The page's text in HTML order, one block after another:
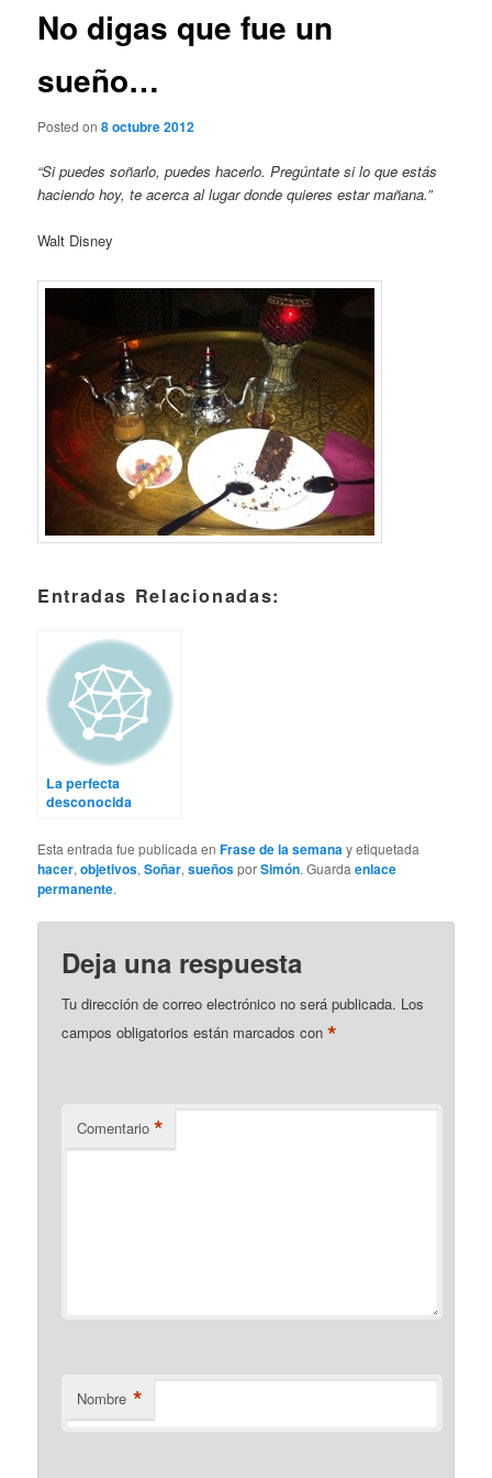
No digas que fue un
sueño…
Posted on8 octubre 2012
“Si puedes soñarlo, puedes hacerlo. Pregúntate si lo que estás
haciendo hoy, te acerca al lugar donde quieres estar mañana.”
Walt Disney
Entradas Relacionadas:
La perfecta
desconocida
Esta entrada fue publicada enFrase de la semana y etiquetada
hacer,objetivos,Soñar,sueñosporSimón. Guardaenlace
permanente.
Deja una respuesta
Tu dirección de correo electrónico no será publicada. Los
campos obligatorios están marcados con*
Comentario *
Nombre *